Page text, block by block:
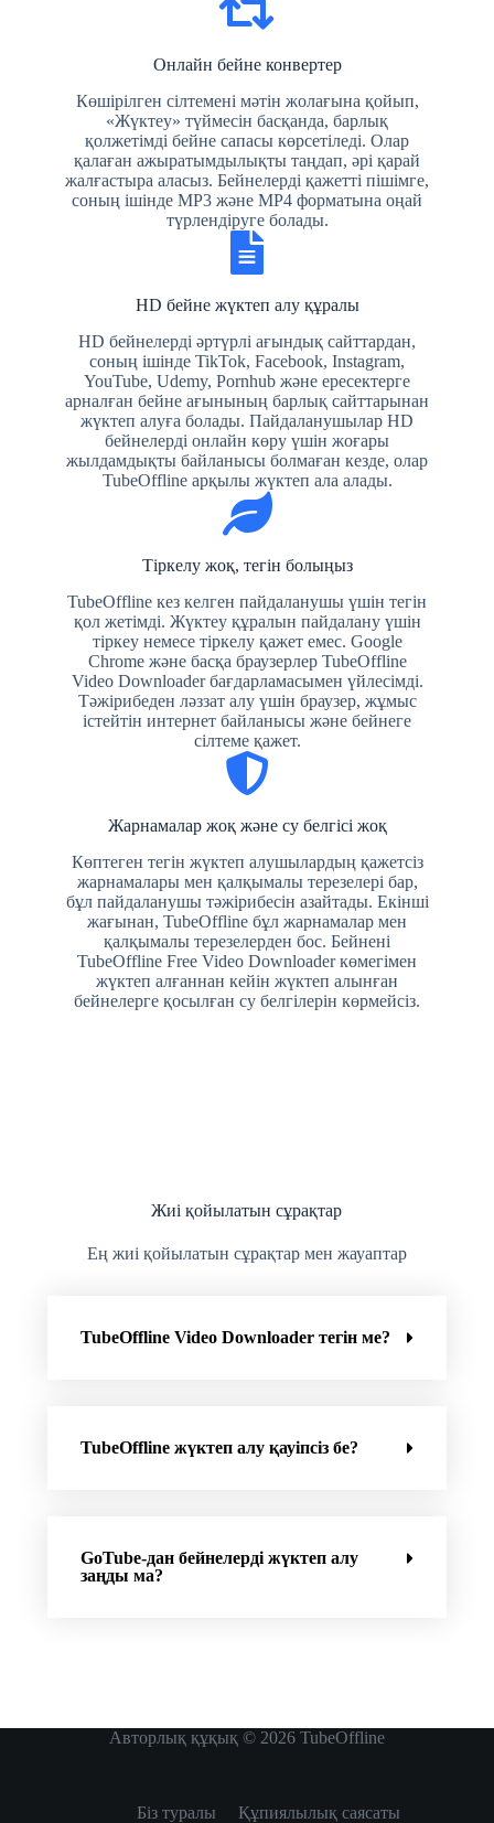
Онлайн бейне конвертер
Көшірілген сілтемені мәтін жолағына қойып,
«Жүктеу» түймесін басқанда, барлық
қолжетімді бейне сапасы көрсетіледі. Олар
қалаған ажыратымдылықты таңдап, әрі қарай
жалғастыра аласыз. Бейнелерді қажетті пішімге,
соның ішінде MP3 және MP4 форматына оңай
түрлендіруге болады.
HD бейне жүктеп алу құралы
HD бейнелерді әртүрлі ағындық сайттардан,
соның ішінде TikTok, Facebook, Instagram,
YouTube, Udemy, Pornhub және ересектерге
арналған бейне ағынының барлық сайттарынан
жүктеп алуға болады. Пайдаланушылар HD
бейнелерді онлайн көру үшін жоғары
жылдамдықты байланысы болмаған кезде, олар
TubeOffline арқылы жүктеп ала алады.
Тіркелу жоқ, тегін болыңыз
TubeOffline кез келген пайдаланушы үшін тегін
қол жетімді. Жүктеу құралын пайдалану үшін
тіркеу немесе тіркелу қажет емес. Google
Chrome және басқа браузерлер TubeOffline
Video Downloader бағдарламасымен үйлесімді.
Тәжірибеден ләззат алу үшін браузер, жұмыс
істейтін интернет байланысы және бейнеге
сілтеме қажет.
Жарнамалар жоқ және су белгісі жоқ
Көптеген тегін жүктеп алушылардың қажетсіз
жарнамалары мен қалқымалы терезелері бар,
бұл пайдаланушы тәжірибесін азайтады. Екінші
жағынан, TubeOffline бұл жарнамалар мен
қалқымалы терезелерден бос. Бейнені
TubeOffline Free Video Downloader көмегімен
жүктеп алғаннан кейін жүктеп алынған
бейнелерге қосылған су белгілерін көрмейсіз.
Жиі қойылатын сұрақтар
Ең жиі қойылатын сұрақтар мен жауаптар
TubeOffline Video Downloader тегін ме?
TubeOffline жүктеп алу қауіпсіз бе?
GoTube-дан бейнелерді жүктеп алу
заңды ма?
Авторлық құқық © 2026 TubeOffline
Біз туралы Құпиялылық саясаты